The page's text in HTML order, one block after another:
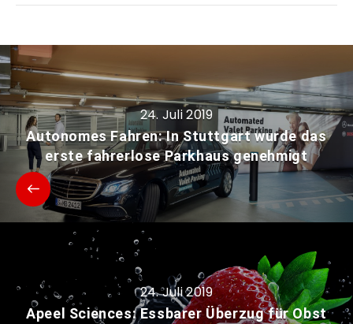
24. Juli 2019
Autonomes Fahren: In Stuttgart wurde das
erste fahrerlose Parkhaus genehmigt
24. Juli 2019
Apeel Sciences: Essbarer Überzug für Obst